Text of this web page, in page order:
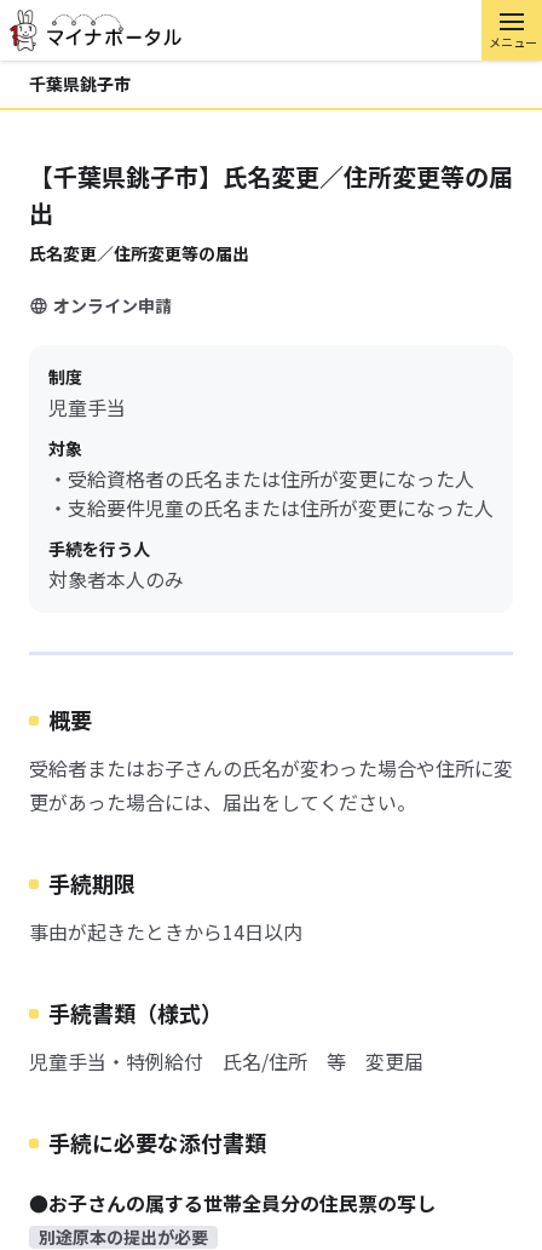
メニュー
千葉県銚子市
【千葉県銚子市】氏名変更／住所変更等の届
出
氏名変更／住所変更等の届出
オンライン申請
制度
児童手当
対象
・受給資格者の氏名または住所が変更になった人
・支給要件児童の氏名または住所が変更になった人
手続を行う人
対象者本人のみ
概要
受給者またはお子さんの氏名が変わった場合や住所に変
更があった場合には、届出をしてください。
手続期限
事由が起きたときから14日以内
手続書類（様式）
児童手当・特例給付 氏名/住所 等 変更届
手続に必要な添付書類
●お子さんの属する世帯全員分の住民票の写し
別途原本の提出が必要